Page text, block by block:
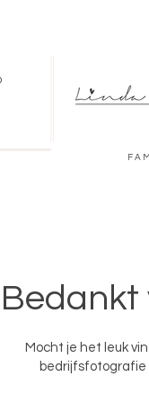
Bedankt
Mocht je het leuk
bedrijfsfotografie